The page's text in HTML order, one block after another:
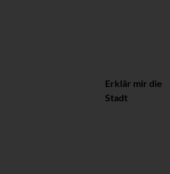
Erklär mir die
Stadt